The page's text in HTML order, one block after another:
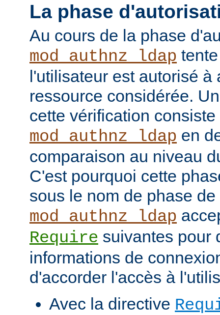
La phase
Au cours de la phase
mod_authnz_ldap
l'utilisateur est autorisé à
ressource considérée.
cette vérification consiste
mod_authnz_ldap en
comparaison au niveau
C'est pourquoi cette
sous le nom de phase
mod_authnz_ldap
Require suivantes pour
informations de
d'accorder l'accès à
Avec la directive